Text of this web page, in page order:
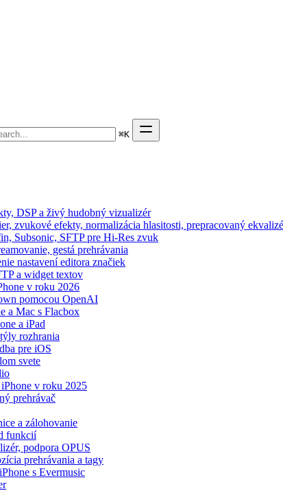
⌘K
DSP a živý hudobný vizualizér
zvukové efekty, normalizácia hlasitosti, prepracovaný
Subsonic, SFTP pre Hi-Res zvuk
gestá prehrávania
nastavení editora značiek
a widget textov
v roku 2026
pomocou OpenAI
a Mac s Flacbox
a iPad
rozhrania
pre iOS
svete
v roku 2025
prehrávač
a zálohovanie
funkcií
podpora OPUS
prehrávania a tagy
s Evermusic